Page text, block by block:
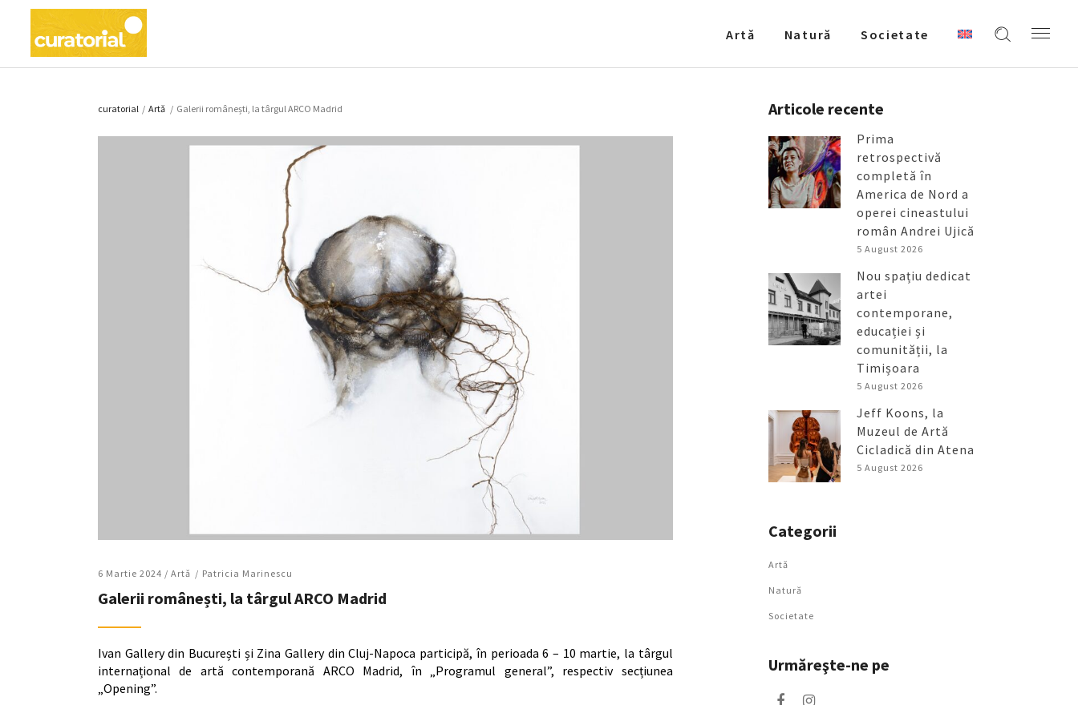
Artǎ Natură Societate
curatorial / Artǎ / Galerii românești, la târgul ARCO Madrid
6 Martie 2024 / Artǎ Patricia Marinescu
Galerii românești, la târgul ARCO Madrid
Ivan Gallery din București și Zina Gallery din Cluj-Napoca participă, în perioada 6 – 10 martie, la târgul
internațional de artă contemporană ARCO Madrid, în „Programul general”, respectiv secțiunea
„Opening”.
Articole recente
Prima
retrospectivă
completă în
America de Nord a
operei cineastului
român Andrei Ujică
5 August 2026
Nou spațiu dedicat
artei
contemporane,
educației și
comunității, la
Timișoara
5 August 2026
Jeff Koons, la
Muzeul de Artă
Cicladică din Atena
5 August 2026
Categorii
Artǎ
Natură
Societate
Urmăreşte-ne pe